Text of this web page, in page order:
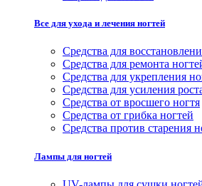
Все для ухода и лечения ногтей
Средства для
Средства для ремонта
Средства для укрепления
Средства для усиления
Средства от вросшего ногтя
Средства от грибка ногтей
Средства против старения
Лампы для ногтей